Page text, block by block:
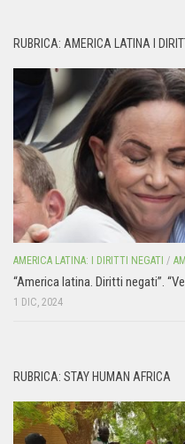
RUBRICA: AMERICA LATINA I
AMERICA LATINA: I DIRITTI NEGATI /
“America latina. Diritti negati”.
1 DIC, 2024
RUBRICA: STAY HUMAN AFRICA